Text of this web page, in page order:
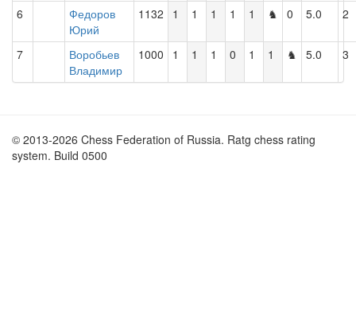
6
Федоров
Юрий
1132 1 1 1 1 1 ♞ 0 5.0 2
7
Воробьев
Владимир
1000 1 1 1 0 1 1 ♞ 5.0 3
© 2013-2026 Chess Federation of Russia. Ratg chess rating
system. Build 0500